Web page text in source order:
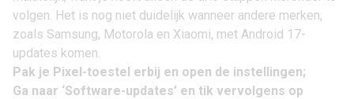
volgen. Het is nog niet duidelijk wanneer andere merken,
zoals Samsung, Motorola en Xiaomi, met Android 17-
updates komen.
Pak je Pixel-toestel erbij en open de instellingen;
Ga naar ‘Software-updates’ en tik vervolgens op